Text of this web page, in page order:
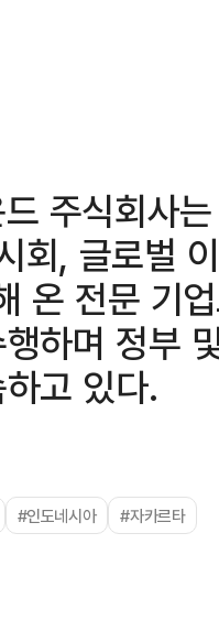
주식회사
회, 글로벌
온 전문 기
하며 정부
고 있다.
#인도네시아 #자카르타